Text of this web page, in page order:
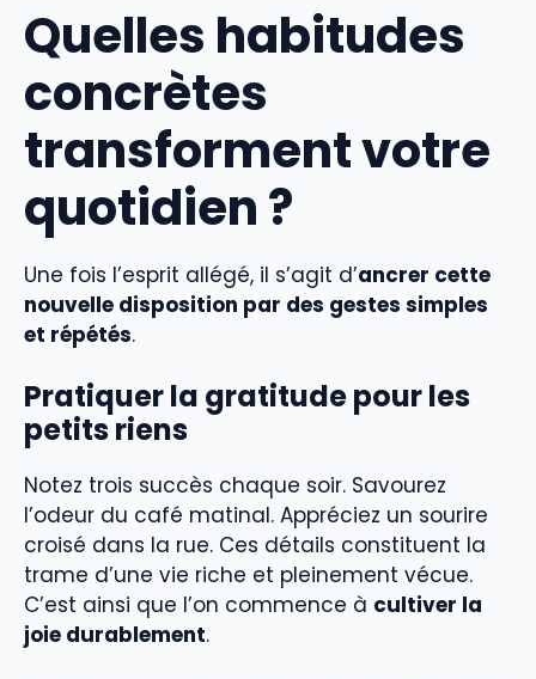
Quelles habitudes
concrètes
transforment votre
quotidien ?
Une fois l’esprit allégé, il s’agit d’ancrer cette
nouvelle disposition par des gestes simples
et répétés.
Pratiquer la gratitude pour les
petits riens
Notez trois succès chaque soir. Savourez
l’odeur du café matinal. Appréciez un sourire
croisé dans la rue. Ces détails constituent la
trame d’une vie riche et pleinement vécue.
C’est ainsi que l’on commence à cultiver la
joie durablement.